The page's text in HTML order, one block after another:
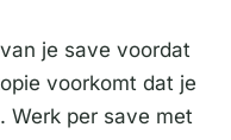
je save voordat
voorkomt dat je
Werk per save met